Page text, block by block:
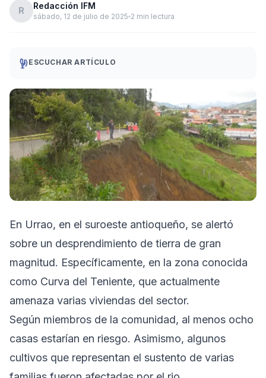
R Redacción IFM
sábado, 12 de julio de 2025 2 min lectura
ESCUCHAR ARTÍCULO
En Urrao, en el suroeste antioqueño, se alertó
sobre un desprendimiento de tierra de gran
magnitud. Específicamente, en la zona conocida
como Curva del Teniente, que actualmente
amenaza varias viviendas del sector.
Según miembros de la comunidad, al menos ocho
casas estarían en riesgo. Asimismo, algunos
cultivos que representan el sustento de varias